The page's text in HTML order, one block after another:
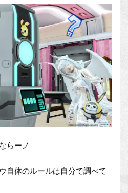
らーノ
自体のルールは自分で調べて